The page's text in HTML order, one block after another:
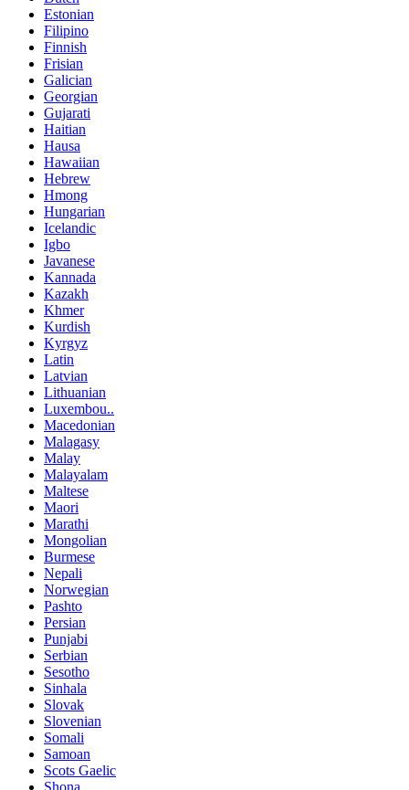
Estonian
Filipino
Finnish
Frisian
Galician
Georgian
Gujarati
Haitian
Hausa
Hawaiian
Hebrew
Hmong
Hungarian
Icelandic
Igbo
Javanese
Kannada
Kazakh
Khmer
Kurdish
Kyrgyz
Latin
Latvian
Lithuanian
Luxembou..
Macedonian
Malagasy
Malay
Malayalam
Maltese
Maori
Marathi
Mongolian
Burmese
Nepali
Norwegian
Pashto
Persian
Punjabi
Serbian
Sesotho
Sinhala
Slovak
Slovenian
Somali
Samoan
Scots Gaelic